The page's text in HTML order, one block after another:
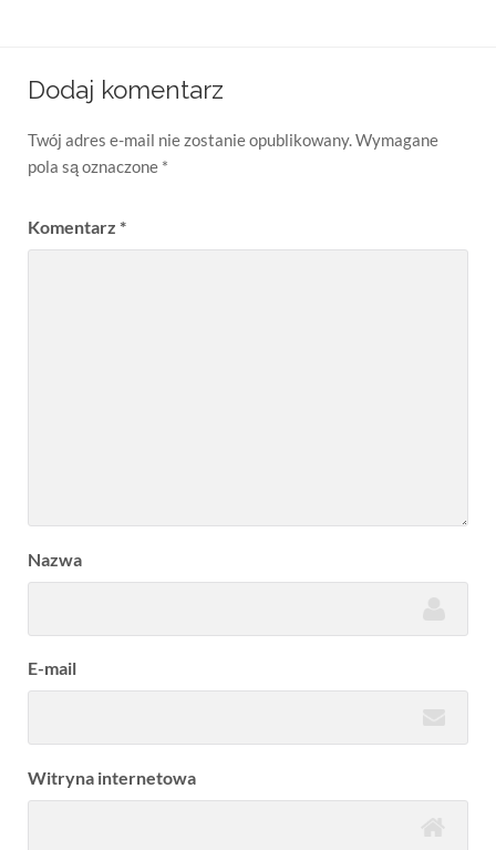
Dodaj komentarz
Twój adres e-mail nie zostanie opublikowany.Wymagane
pola są oznaczone *
Komentarz *
Nazwa
E-mail
Witryna internetowa